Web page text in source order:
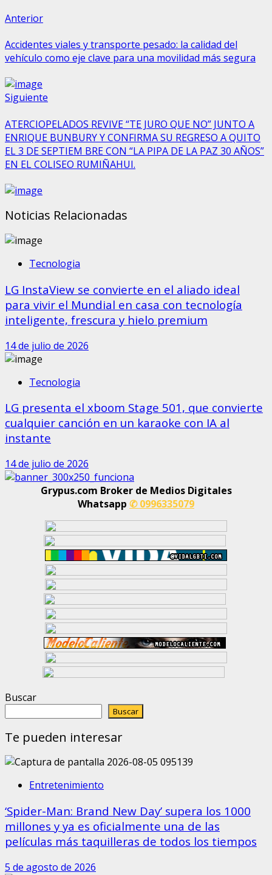
Sigue
leyendo
AnteriorEntrada
Accidentes viales y transporte pesado: la calidad del
vehículo como eje clave para una movilidad más segura
Siguiente
ATERCIOPELADOS REVIVE “TE JURO QUE NO” JUNTO A
ENRIQUE BUNBURY Y CONFIRMA SU REGRESO A QUITO
EL 3 DE SEPTIEM BRE CON “LA PIPA DE LA PAZ 30 AÑOS”
EN EL COLISEO RUMIÑAHUI.
Noticias Relacionadas
Tecnologia
LG InstaView se convierte en el aliado ideal
para vivir el Mundial en casa con tecnología
inteligente, frescura y hielo premium
14 de julio de 2026
Tecnologia
LG presenta el xboom Stage 501, que convierte
cualquier canción en un karaoke con IA al
instante
14 de julio de 2026
Grypus.com Broker de Medios Digitales
Whatsapp ✆ 0996335079
Buscar
Buscar
Te pueden interesar
Entretenimiento
‘Spider-Man: Brand New Day’ supera los 1000
millones y ya es oficialmente una de las
películas más taquilleras de todos los tiempos
5 de agosto de 2026